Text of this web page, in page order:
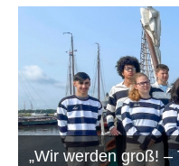
„Wir werden groß! –